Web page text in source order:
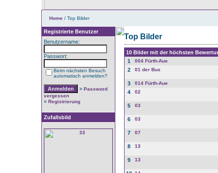
Home / Top Bilder
Registrierte Benutzer
Benutzername:
Passwort:
Beim nächsten Besuch
automatisch anmelden?
» Password
vergessen
» Registrierung
Zufallsbild
Top Bilder
10 Bilder mit der höchsten
1
004 Fürth-Aue
2 01 der Bus
3 014 Fürth-Aue
4 02
5 03
6 03
7 07
8 13
9 13